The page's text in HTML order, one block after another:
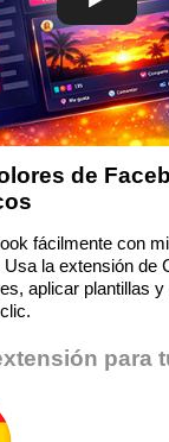
de
fácilmente con
la extensión de
aplicar plantillas
para